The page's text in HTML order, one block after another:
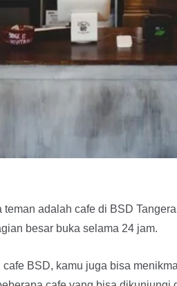
teman adalah cafe di BSD
besar buka selama 24 jam.
BSD, kamu juga bisa